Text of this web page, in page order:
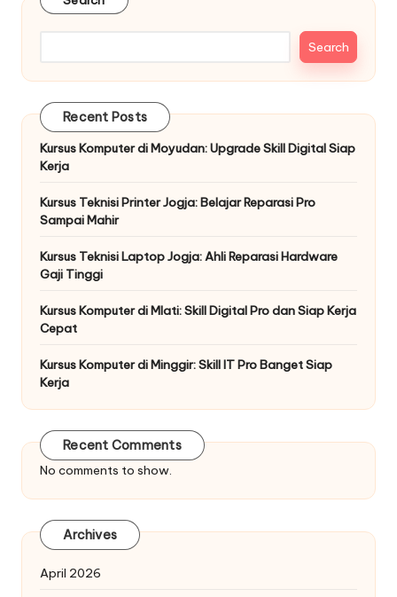
Search
Recent Posts
Kursus Komputer di Moyudan: Upgrade Skill Digital Siap
Kerja
Kursus Teknisi Printer Jogja: Belajar Reparasi Pro
Sampai Mahir
Kursus Teknisi Laptop Jogja: Ahli Reparasi Hardware
Gaji Tinggi
Kursus Komputer di Mlati: Skill Digital Pro dan Siap Kerja
Cepat
Kursus Komputer di Minggir: Skill IT Pro Banget Siap
Kerja
Recent Comments
No comments to show.
Archives
April 2026